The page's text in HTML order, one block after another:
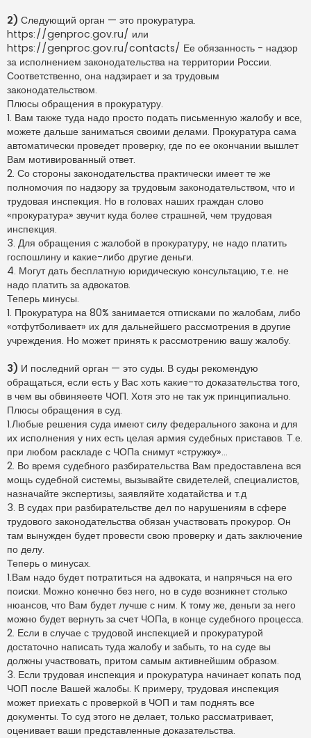
2) Следующий орган — это прокуратура.
https://genproc.gov.ru/ или
https://genproc.gov.ru/contacts/ Ее обязанность - надзор
за исполнением законодательства на территории России.
Соответственно, она надзирает и за трудовым
законодательством.
Плюсы обращения в прокуратуру.
1. Вам также туда надо просто подать письменную жалобу и все,
можете дальше заниматься своими делами. Прокуратура сама
автоматически проведет проверку, где по ее окончании вышлет
Вам мотивированный ответ.
2. Со стороны законодательства практически имеет те же
полномочия по надзору за трудовым законодательством, что и
трудовая инспекция. Но в головах наших граждан слово
«прокуратура» звучит куда более страшней, чем трудовая
инспекция.
3. Для обращения с жалобой в прокуратуру, не надо платить
госпошлину и какие-либо другие деньги.
4. Могут дать бесплатную юридическую консультацию, т.е. не
надо платить за адвокатов.
Теперь минусы.
1. Прокуратура на 80% занимается отписками по жалобам, либо
«отфутболивает» их для дальнейшего рассмотрения в другие
учреждения. Но может принять к рассмотрению вашу жалобу.
3) И последний орган — это суды. В суды рекомендую
обращаться, если есть у Вас хоть какие-то доказательства того,
в чем вы обвиняеете ЧОП. Хотя это не так уж принципиально.
Плюсы обращения в суд.
1.Любые решения суда имеют силу федерального закона и для
их исполнения у них есть целая армия судебных приставов. Т.е.
при любом раскладе с ЧОПа снимут «стружку»…
2. Во время судебного разбирательства Вам предоставлена вся
мощь судебной системы, вызывайте свидетелей, специалистов,
назначайте экспертизы, заявляйте ходатайства и т.д
3. В судах при разбирательстве дел по нарушениям в сфере
трудового законодательства обязан участвовать прокурор. Он
там вынужден будет провести свою проверку и дать заключение
по делу.
Теперь о минусах.
1.Вам надо будет потратиться на адвоката, и напрячься на его
поиски. Можно конечно без него, но в суде возникнет столько
нюансов, что Вам будет лучше с ним. К тому же, деньги за него
можно будет вернуть за счет ЧОПа, в конце судебного процесса.
2. Если в случае с трудовой инспекцией и прокуратурой
достаточно написать туда жалобу и забыть, то на суде вы
должны участвовать, притом самым активнейшим образом.
3. Если трудовая инспекция и прокуратура начинает копать под
ЧОП после Вашей жалобы. К примеру, трудовая инспекция
может приехать с проверкой в ЧОП и там поднять все
документы. То суд этого не делает, только рассматривает,
оценивает ваши представленные доказательства.